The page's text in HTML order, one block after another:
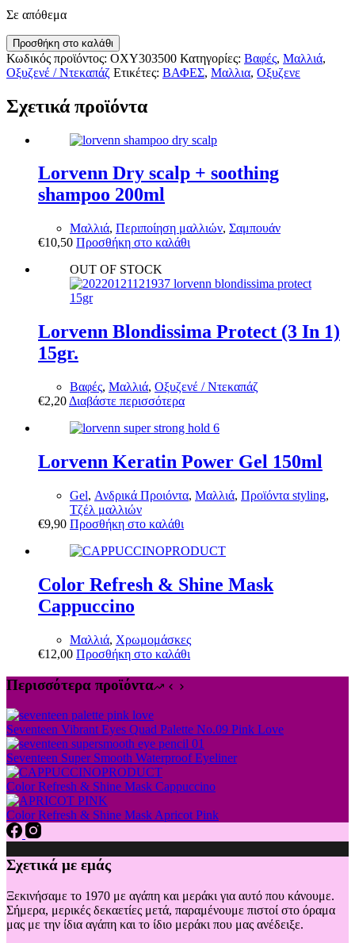
Σε απόθεμα
Farcom
Oxycream
30o
3500ml
ποσότητα
Προσθήκη στο καλάθι
Κωδικός προϊόντος: OXY303500 Κατηγορίες: Βαφές, Μαλλιά,
Οξυζενέ / Ντεκαπάζ Ετικέτες: ΒΑΦΕΣ, Μαλλια, Οξυζενε
Σχετικά προϊόντα
Lorvenn Dry scalp + soothing
shampoo 200ml
Μαλλιά, Περιποίηση μαλλιών, Σαμπουάν
€10,50 Προσθήκη στο καλάθι
OUT OF STOCK
Lorvenn Blondissima Protect (3 In 1)
15gr.
Βαφές, Μαλλιά, Οξυζενέ / Ντεκαπάζ
€2,20 Διαβάστε περισσότερα
Lorvenn Keratin Power Gel 150ml
Gel, Ανδρικά Προιόντα, Μαλλιά, Προϊόντα styling,
Τζέλ μαλλιών
€9,90 Προσθήκη στο καλάθι
Color Refresh & Shine Mask
Cappuccino
Μαλλιά, Χρωμομάσκες
€12,00 Προσθήκη στο καλάθι
Περισσότερα προϊόντα
Seventeen Vibrant Eyes Quad Palette No.09 Pink Love
Seventeen Super Smooth Waterproof Eyeliner
Color Refresh & Shine Mask Cappuccino
Color Refresh & Shine Mask Apricot Pink
Σχετικά με εμάς
Ξεκινήσαμε το 1970 με αγάπη και μεράκι για αυτό που κάνουμε.
Σήμερα, μερικές δεκαετίες μετά, παραμένουμε πιστοί στο όραμα
μας με την ίδια αγάπη και το ίδιο μεράκι που μας ανέδειξε.